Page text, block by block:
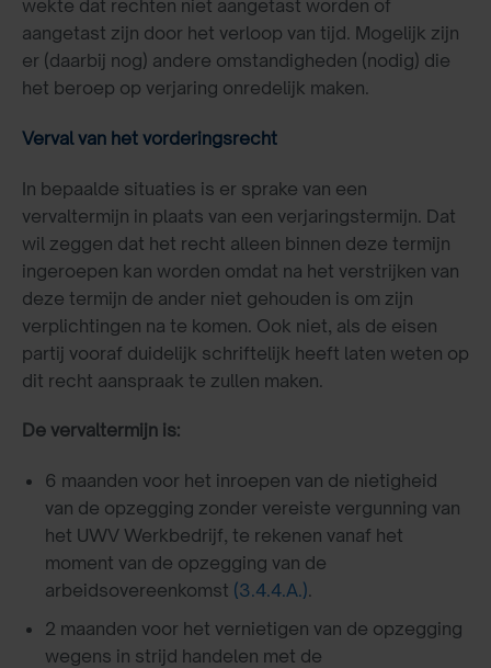
wekte dat rechten niet aangetast worden of
aangetast zijn door het verloop van tijd. Mogelijk zijn
er (daarbij nog) andere omstandigheden (nodig) die
het beroep op verjaring onredelijk maken.
Verval van het vorderingsrecht
In bepaalde situaties is er sprake van een
vervaltermijn in plaats van een verjaringstermijn. Dat
wil zeggen dat het recht alleen binnen deze termijn
ingeroepen kan worden omdat na het verstrijken van
deze termijn de ander niet gehouden is om zijn
verplichtingen na te komen. Ook niet, als de eisen
partij vooraf duidelijk schriftelijk heeft laten weten op
dit recht aanspraak te zullen maken.
De vervaltermijn is:
6 maanden voor het inroepen van de nietigheid
van de opzegging zonder vereiste vergunning van
het UWV Werkbedrijf, te rekenen vanaf het
moment van de opzegging van de
arbeidsovereenkomst (3.4.4.A.).
2 maanden voor het vernietigen van de opzegging
wegens in strijd handelen met de